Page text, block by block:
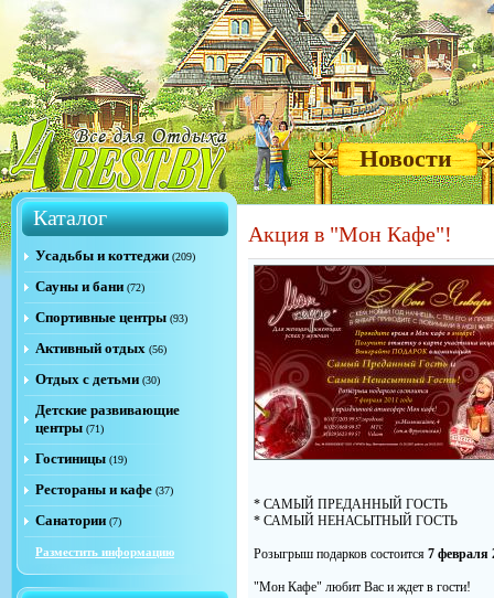
Новости
Каталог
Усадьбы и коттеджи (209)
Сауны и бани (72)
Спортивные центры (93)
Активный отдых (56)
Отдых с детьми (30)
Детские развивающие
центры (71)
Гостиницы (19)
Рестораны и кафе (37)
Санатории (7)
Разместить информацию
Акция в "Мон Кафе"!
* САМЫЙ ПРЕДАННЫЙ ГОСТЬ
* САМЫЙ НЕНАСЫТНЫЙ ГОСТЬ
Розыгрыш подарков состоится 7 февраля
"Мон Кафе" любит Вас и ждет в гости!